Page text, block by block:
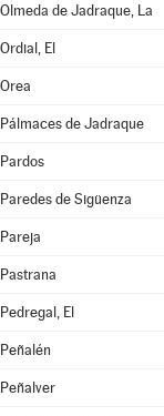
Olmeda de Jadraque, La
Ordial, El
Orea
Pálmaces de Jadraque
Pardos
Paredes de Sigüenza
Pareja
Pastrana
Pedregal, El
Peñalén
Peñalver